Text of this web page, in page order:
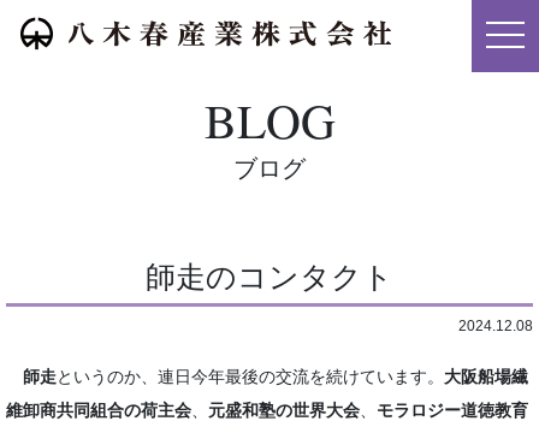
メニ
BLOG
ブログ
師走のコンタクト
2024.12.08
師走というのか、連日今年最後の交流を続けています。 大阪船場繊
維卸商共同組合の荷主会、 元盛和塾の世界大会、 モラロジー道徳教育